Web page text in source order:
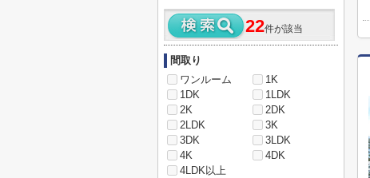
22件が該当
間取り
ワンルーム
1K
1DK
1LDK
2K
2DK
2LDK
3K
3DK
3LDK
4K
4DK
4LDK以上